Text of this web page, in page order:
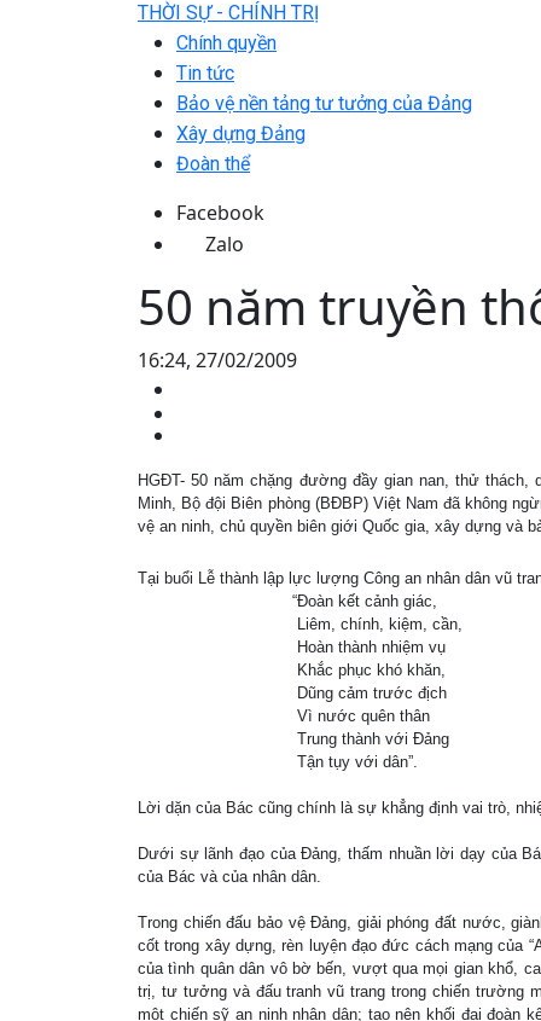
THỜI SỰ - CHÍNH TRỊ
Chính quyền
Tin tức
Bảo vệ nền tảng tư tưởng của Đảng
Xây dựng Đảng
Đoàn thể
Facebook
Zalo
50 năm truyền
16:24, 27/02/2009
HGĐT- 50 năm chặng đường đầy gian nan, thử
Minh, Bộ đội Biên phòng (BĐBP) Việt Nam đã không
vệ an ninh, chủ quyền biên giới Quốc gia, xây dựng và
Tại buổi Lễ thành lập lực lượng Công an nhân dân vũ
“Đoàn kết cảnh giác,
Liêm, chính, kiệm, cần,
Hoàn thành nhiệm vụ
Khắc phục khó khăn,
Dũng cảm trước địch
Vì nước quên thân
Trung thành với Đảng
Tận tụy với dân”.
Lời dặn của Bác cũng chính là sự khẳng định vai trò,
Dưới sự lãnh đạo của Đảng, thấm nhuần lời dạy của
của Bác và của nhân dân.
Trong chiến đấu bảo vệ Đảng, giải phóng đất nước,
cốt trong xây dựng, rèn luyện đạo đức cách mạng của
của tình quân dân vô bờ bến, vượt qua mọi gian khổ,
trị, tư tưởng và đấu tranh vũ trang trong chiến trường
một chiến sỹ an ninh nhân dân; tạo nên khối đại đoàn